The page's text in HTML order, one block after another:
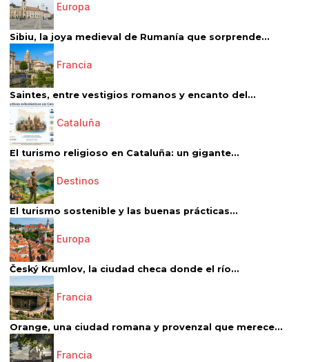
Europa
Sibiu, la joya medieval de Rumanía que sorprende...
Francia
Saintes, entre vestigios romanos y encanto del...
Cataluña
El turismo religioso en Cataluña: un gigante...
Destinos
El turismo sostenible y las buenas prácticas...
Europa
Český Krumlov, la ciudad checa donde el río...
Francia
Orange, una ciudad romana y provenzal que merece...
Francia